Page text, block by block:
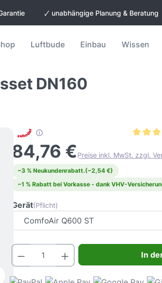
🗸 unabhängige Planung & Beratung
Luftbude Einbau Wissen
DN160
84,76 €Preise inkl. MwSt. zzgl.
−3 % Neukundenrabatt.(−2,54 €)
−1 % Rabatt bei Vorkasse - dank VHV-
Gerät(Pflicht)
Produkt Anzahl: Gib den
In